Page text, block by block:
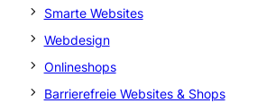
Smarte Websites
Webdesign
Onlineshops
Barrierefreie Websites & Shops